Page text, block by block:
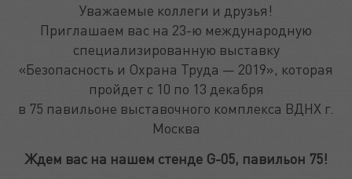
Уважаемые коллеги и друзья!
Приглашаем вас на 23-ю международную
специализированную выставку
«Безопасность и Охрана Труда — 2019», которая
пройдет с 10 по 13 декабря
в 75 павильоне выставочного комплекса ВДНХ г.
Москва
Ждем вас на нашем стенде G-05, павильон 75!